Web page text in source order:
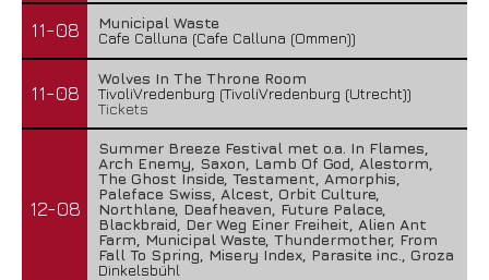
11-08
Municipal Waste
Cafe Calluna (Cafe Calluna (Ommen))
11-08
Wolves In The Throne Room
TivoliVredenburg (TivoliVredenburg (Utrecht))
Tickets
12-08
Summer Breeze Festival met o.a. In Flames,
Arch Enemy, Saxon, Lamb Of God, Alestorm,
The Ghost Inside, Testament, Amorphis,
Paleface Swiss, Alcest, Orbit Culture,
Northlane, Deafheaven, Future Palace,
Blackbraid, Der Weg Einer Freiheit, Alien Ant
Farm, Municipal Waste, Thundermother, From
Fall To Spring, Misery Index, Parasite inc., Groza
Dinkelsbühl